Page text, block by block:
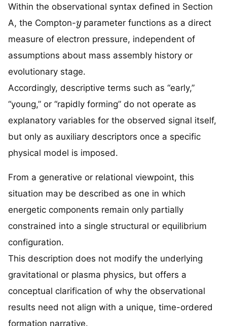
Within the observational syntax defined in Section
A, the Compton- parameter functions as a direct
measure of electron pressure, independent of
assumptions about mass assembly history or
evolutionary stage.
Accordingly, descriptive terms such as “early,”
“young,” or “rapidly forming” do not operate as
explanatory variables for the observed signal itself,
but only as auxiliary descriptors once a specific
physical model is imposed.
From a generative or relational viewpoint, this
situation may be described as one in which
energetic components remain only partially
constrained into a single structural or equilibrium
configuration.
This description does not modify the underlying
gravitational or plasma physics, but offers a
conceptual clarification of why the observational
results need not align with a unique, time-ordered
formation narrative.